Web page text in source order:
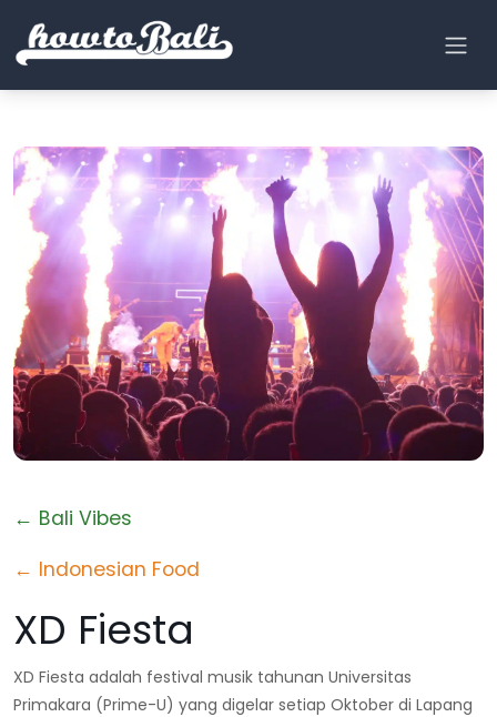
← Bali Vibes
← Indonesian Food
XD Fiesta
XD Fiesta adalah festival musik tahunan Universitas
Primakara (Prime-U) yang digelar setiap Oktober di Lapang